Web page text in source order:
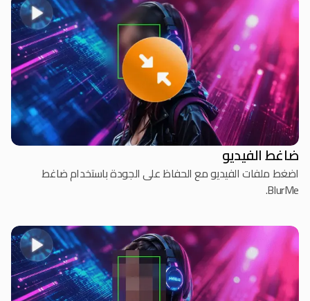
ضاغط الفيديو
اضغط ملفات الفيديو مع الحفاظ على الجودة باستخدام ضاغط
BlurMe.